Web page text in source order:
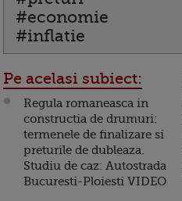
#economie
#inflatie
Pe acelasi subiect:
Regula romaneasca in
constructia de drumuri:
termenele de finalizare si
preturile de dubleaza.
Studiu de caz: Autostrada
Bucuresti-Ploiesti VIDEO